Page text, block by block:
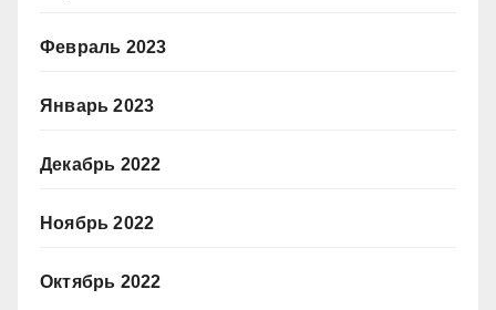
Февраль 2023
Январь 2023
Декабрь 2022
Ноябрь 2022
Октябрь 2022